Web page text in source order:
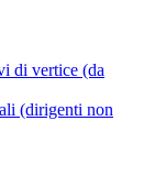
di vertice (da
(dirigenti non